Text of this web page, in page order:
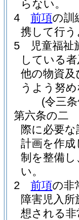
らない。
4
前項の訓
携して行
5
児童福
している
他の物資
うよう努
(令三
第六条の二
際に必要
計画を作
制を整備
い。
2
前項の非
障害児入
想される